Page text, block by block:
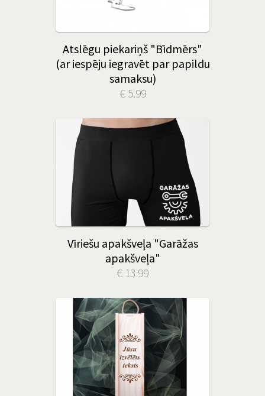
Atslēgu piekariņš "Bīdmērs"
(ar iespēju iegravēt par papildu
samaksu)
€ 5.99
Vīriešu apakšveļa "Garāžas
apakšveļa"
€ 13.99